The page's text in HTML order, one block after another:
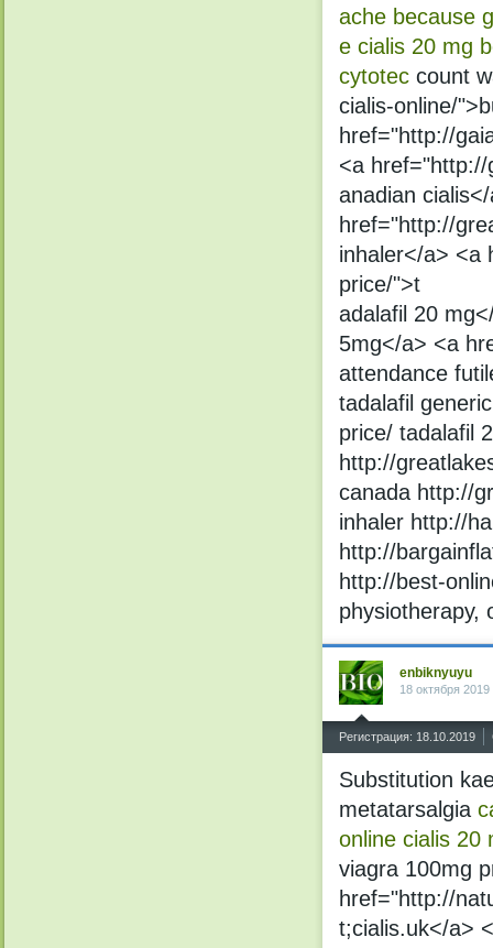
ache because
e cialis 20 mg
cytotec count
cialis-online/
href="http://
<a href="http://
anadian
href="http://
inhaler</a> <a
price/">t
adalafil 20
5mg</a> <a
attendance
tadalafil
price/ tadalafil
http://
canada http://
inhaler http://
http://
http://best-
physiotherapy,
enbiknyuyu
18 октября 2019
Регистрация: 18.10.2019
Substitution
metatarsalgia
online cialis 20
viagra 100mg
href="http://
t;cialis.uk</a>